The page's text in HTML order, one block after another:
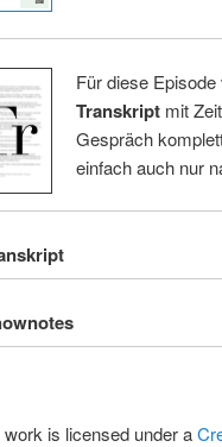
Für diese
Transkriptmit
Gespräch
einfach auch nur
is licensed under a